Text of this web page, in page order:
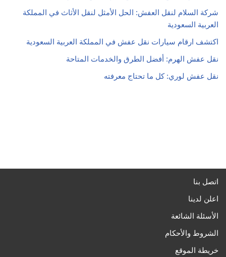
شركة السلام لنقل العفش: الحل الأمثل لنقل الأثاث في المملكة
العربية السعودية
اكتشف ارقام سيارات نقل عفش في المملكة العربية السعودية
نقل عفش الهرم: أفضل الطرق والخدمات المتاحة
نقل عفش لوري: كل ما تحتاج معرفته
اتصل بنا
اعلن لدينا
الأسئلة الشائعة
الشروط والأحكام
خريطة الموقع